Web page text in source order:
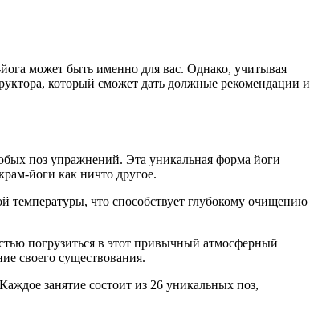
может быть именно для вас. Однако, учитывая
который сможет дать должные рекомендации и
поз упражнений. Эта уникальная форма йоги
йоги как ничто другое.
температуры, что способствует глубокому очищению
погрузиться в этот привычный атмосферный
своего существования.
занятие состоит из 26 уникальных поз,